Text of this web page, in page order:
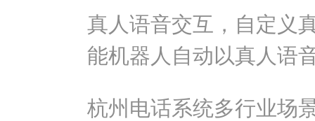
真人语音交互，自定义
能机器人自动以真人语
杭州电话系统多行业场